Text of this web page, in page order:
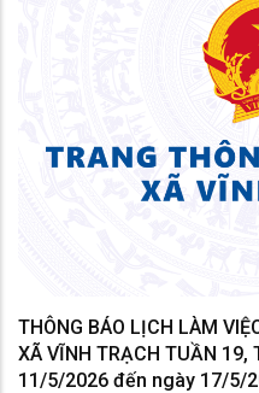
THÔNG BÁO LỊCH LÀM
XÃ VĨNH TRẠCH TUẦN
11/5/2026 đến ngày 17/5/